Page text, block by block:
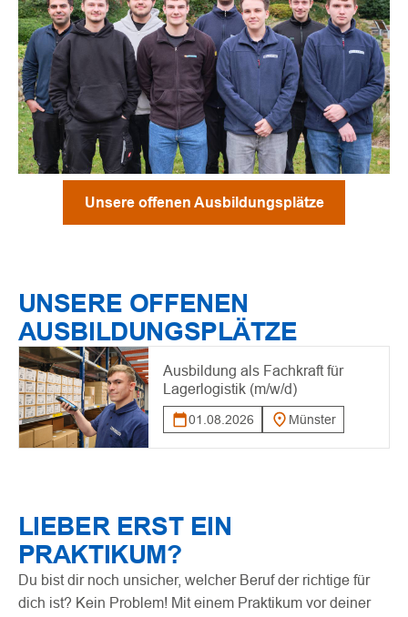
Unsere offenen Ausbildungsplätze
UNSERE OFFENEN
AUSBILDUNGSPLÄTZE
Ausbildung als Fachkraft für
Lagerlogistik (m/w/d)
01.08.2026 Münster
LIEBER ERST EIN
PRAKTIKUM?
Du bist dir noch unsicher, welcher Beruf der richtige für
dich ist? Kein Problem! Mit einem Praktikum vor deiner